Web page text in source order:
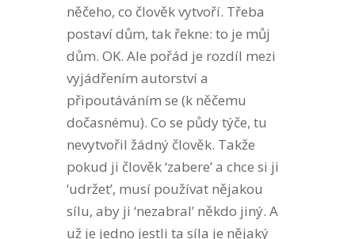
něčeho, co člověk vytvoří. Třeba
postaví dům, tak řekne: to je můj
dům. OK. Ale pořád je rozdíl mezi
vyjádřením autorství a
připoutáváním se (k něčemu
dočasnému). Co se půdy týče, tu
nevytvořil žádný člověk. Takže
pokud ji člověk ‘zabere’ a chce si ji
‘udržet’, musí používat nějakou
sílu, aby ji ‘nezabral’ někdo jiný. A
už je jedno jestli ta síla je nějaký